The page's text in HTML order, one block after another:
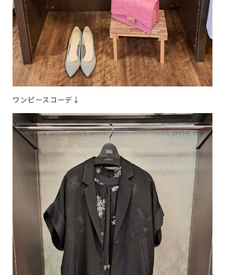
ワンピースコーデ↓